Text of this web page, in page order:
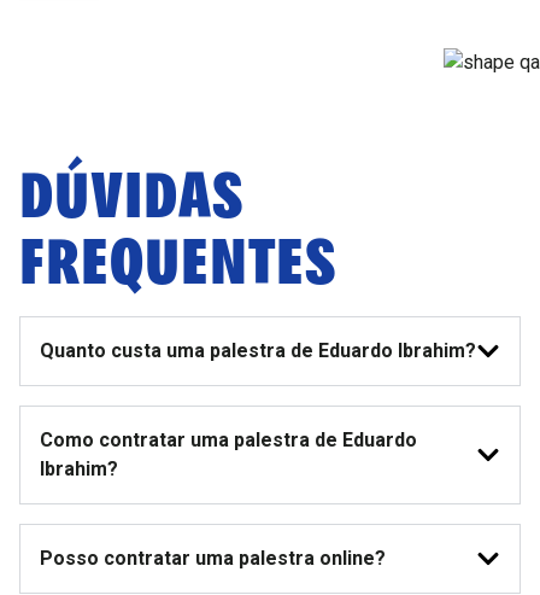
DÚVIDAS
FREQUENTES
Quanto custa uma palestra de Eduardo Ibrahim?
Como contratar uma palestra de Eduardo
Ibrahim?
Posso contratar uma palestra online?